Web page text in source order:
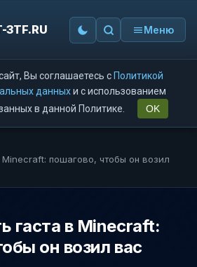
3TF.RU Меню
Вы соглашаетесь с Политикой
данныхи с использованием
в данной Политике.
OK
Minecraft: пошагово, чтобы он возил
гаста в Minecraft:
он возил вас